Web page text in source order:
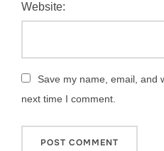
Website:
Save my name, email, and
next time I comment.